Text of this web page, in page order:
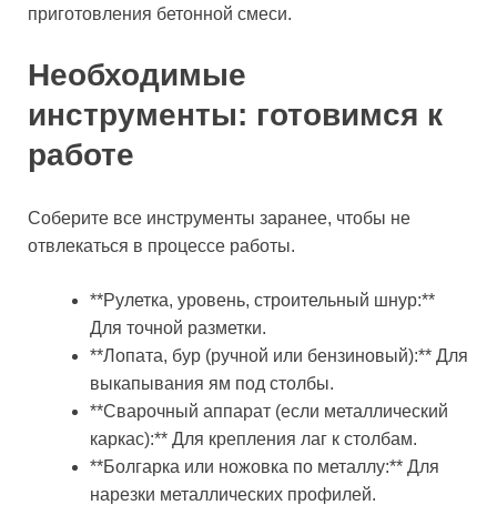
приготовления бетонной смеси.
Необходимые
инструменты: готовимся к
работе
Соберите все инструменты заранее, чтобы не
отвлекаться в процессе работы.
**Рулетка, уровень, строительный шнур:**
Для точной разметки.
**Лопата, бур (ручной или бензиновый):** Для
выкапывания ям под столбы.
**Сварочный аппарат (если металлический
каркас):** Для крепления лаг к столбам.
**Болгарка или ножовка по металлу:** Для
нарезки металлических профилей.